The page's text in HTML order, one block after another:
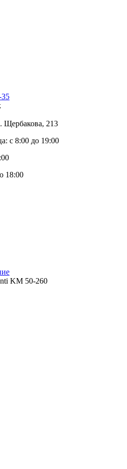
35
Щербакова, 213
с 8:00 до 19:00
18:00
KM 50-260